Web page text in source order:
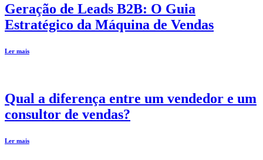
Geração de Leads B2B: O Guia
Estratégico da Máquina de Vendas
Ler mais
Qual a diferença entre um vendedor e um
consultor de vendas?
Ler mais